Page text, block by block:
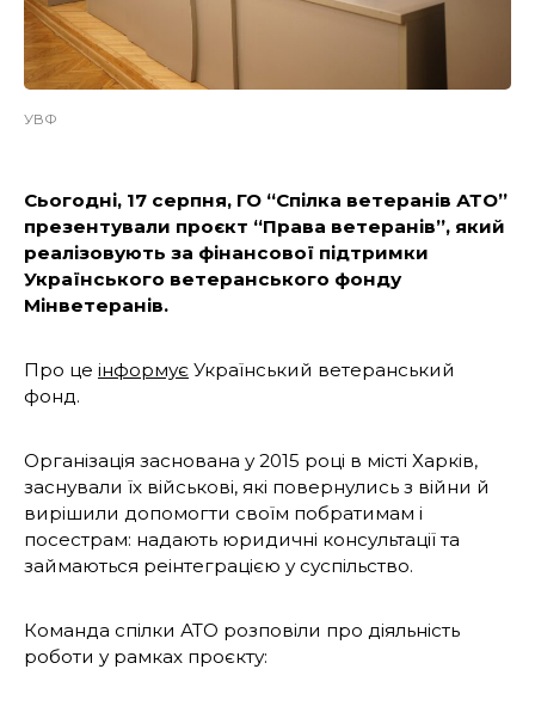
УВФ
Сьогодні, 17 серпня, ГО “Спілка ветеранів АТО”
презентували проєкт “Права ветеранів”, який
реалізовують за фінансової підтримки
Українського ветеранського фонду
Мінветеранів.
Про це інформує Український ветеранський
фонд.
Організація заснована у 2015 році в місті Харків,
заснували їх військові, які повернулись з війни й
вирішили допомогти своїм побратимам і
посестрам: надають юридичні консультації та
займаються реінтеграцією у суспільство.
Команда спілки АТО розповіли про діяльність
роботи у рамках проєкту: